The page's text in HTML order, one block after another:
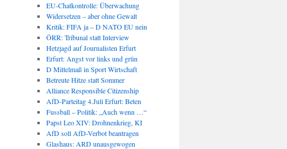
EU-Chatkontrolle: Überwachung
Widersetzen – aber ohne Gewalt
Kritik: FIFA ja – D NATO EU nein
ÖRR: Tribunal statt Interview
Hetzjagd auf Journalisten Erfurt
Erfurt: Angst vor links und grün
D Mittelmaß in Sport Wirtschaft
Betreute Hitze statt Sommer
Alliance Responsible Citizenship
AfD-Parteitag 4.Juli Erfurt: Beten
Fussball – Politik: „Auch wenn …“
Papst Leo XIV: Drohnenkrieg, KI
AfD soll AfD-Verbot beantragen
Glashaus: ARD unausgewogen